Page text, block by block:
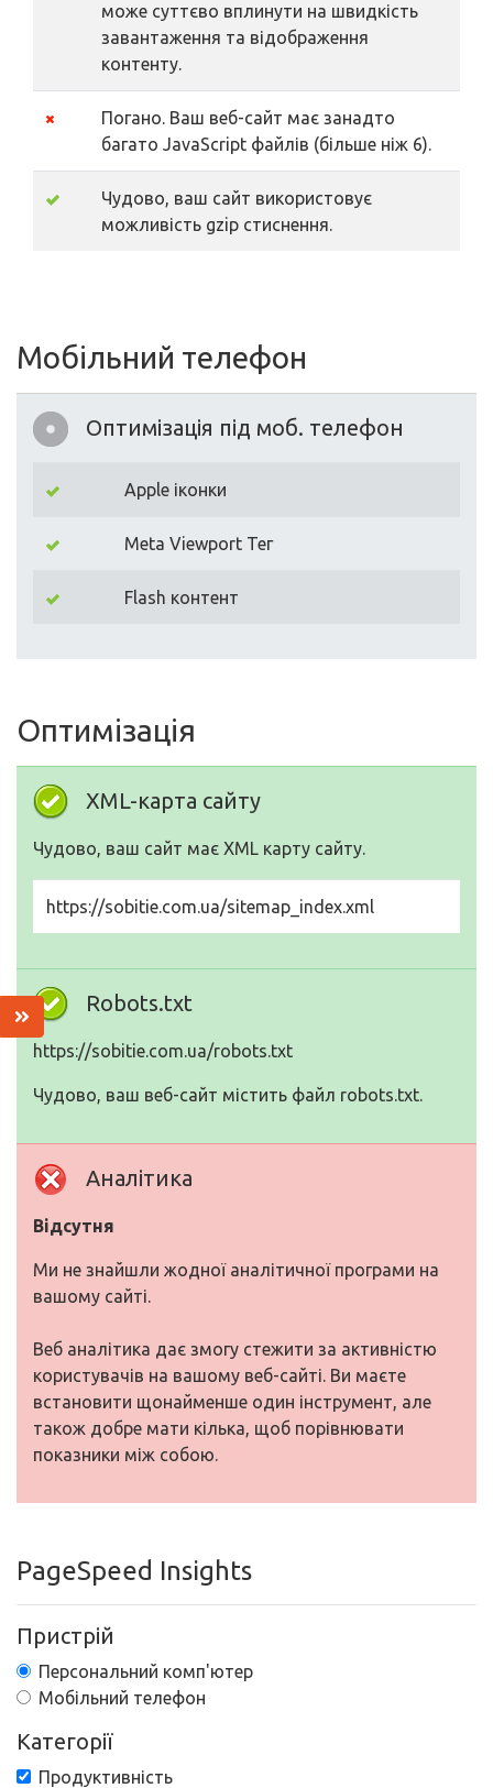
може суттєво вплинути на швидкість
завантаження та відображення
контенту.
Погано. Ваш веб-сайт має занадто
багато JavaScript файлів (більше ніж 6).
Чудово, ваш сайт використовує
можливість gzip стиснення.
Мобільний телефон
Оптимізація під моб. телефон
Apple іконки
Meta Viewport Тег
Flash контент
Оптимізація
XML-карта сайту
Чудово, ваш сайт має XML карту сайту.
https://sobitie.com.ua/sitemap_index.xml
Robots.txt
https://sobitie.com.ua/robots.txt
Чудово, ваш веб-сайт містить файл robots.txt.
Аналітика
Відсутня
Ми не знайшли жодної аналітичної програми на
вашому сайті.
Веб аналітика дає змогу стежити за активністю
користувачів на вашому веб-сайті. Ви маєте
встановити щонайменше один інструмент, але
також добре мати кілька, щоб порівнювати
показники між собою.
PageSpeed Insights
Пристрій
Персональний комп'ютер
Мобільний телефон
Категорії
Продуктивність